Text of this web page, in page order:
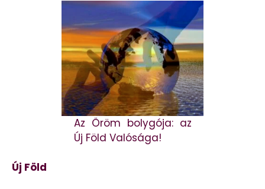
Az Öröm bolygója: az
Új Föld Valósága!
Új Föld